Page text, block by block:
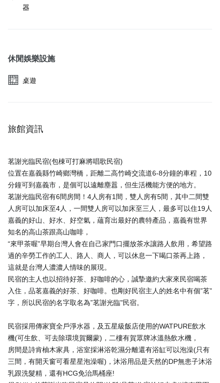
器
休閒娛樂設施
桌遊
旅館資訊
茗謝光臨民宿(包棟可打麻將唱歌民宿)
位置在嘉義縣竹崎鄉灣橋，距離二高竹崎交流道6-8分鐘的車程，10
分鐘可到嘉義市，是個可以遠離塵囂，但生活機能方便的地方。
茗謝光臨民宿有6間房間！4人房有1間，雙人房有5間，其中二間雙
人房可以加床至4人，一間雙人房可以加床至三人，最多可以住19人
嘉義的好山、好水、好空氣，蘊育出最好的農特產品，嘉義有世界
知名的高山茶跟高山咖啡，
“來甲茶喔”早期台灣人會在自己家門口擺放茶水讓路人飲用，希望路
過的辛勞工作的工人、路人、商人，可以休息一下喝口茶再上路，
這就是台灣人濃濃人情味的展現。
民宿的主人也以招待好茶、好咖啡的心，誠摯邀約大家來民宿喝茶
入住，品茗嘉義的好茶、好咖啡。也剛好民宿主人的姓名中有個”茗”
字，所以民宿的名字取名為”茗謝光臨"民宿。
民宿採用傳家寶全戶淨水器，及五星級飯店使用的WATPURE飲水
機(可生飲、可去除環境賀爾蒙)，二樓有賀眾牌冰溫熱飲水機，
房間是詩肯柚木家具，浴室採淋浴乾濕分離還有浴缸可以泡澡(只有
三間，有開天窗可看星星泡澡喔)，沐浴用品是天然的DP無患子沐浴
乳跟洗髮精，還有HCG免治馬桶座!